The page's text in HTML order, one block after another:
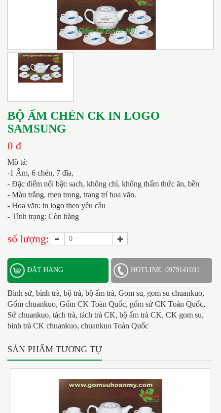
BỘ ẤM CHÉN CK IN LOGO
SAMSUNG
0 đ
Mô tả:
-1 Ấm, 6 chén, 7 đĩa,
- Đặc điểm nổi bật: sach, không chì, không thấm thức ăn, bền
- Màu trắng, men trong, trang trí hoa văn.
- Hoa văn: in logo theo yêu cầu
- Tình trạng: Còn hàng
số lượng:
ĐẶT HÀNG HOTLINE: 0979141031
Bình sứ, bình trà, bộ trà, bộ ấm trà, Gom su, gom su chuankuo,
Gốm chuankuo, Gốm CK Toàn Quốc, gốm sứ CK Toàn Quốc,
Sứ chuankuo, tách trà, tách trà CK, bộ ấm trà CK, CK gom su,
binh trà CK chuankuo, chuankuo Toàn Quốc
SẢN PHẨM TƯƠNG TỰ